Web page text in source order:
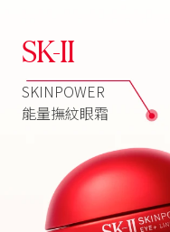
SK-II
SKINPOWER
能量撫紋眼霜